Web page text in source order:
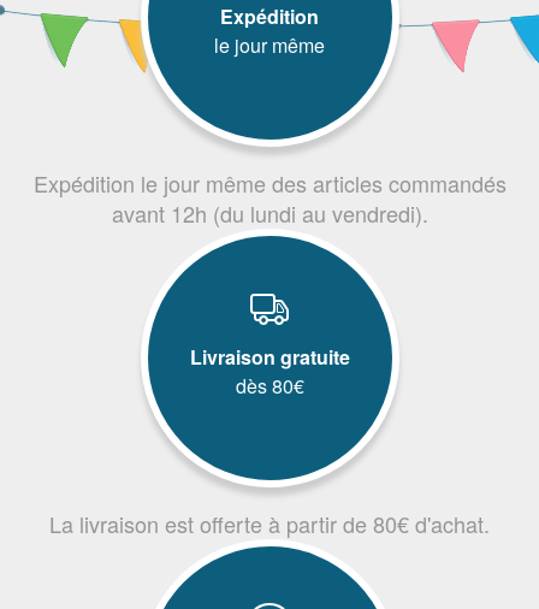
Expédition
le jour même
Expédition le jour même des articles commandés
avant 12h (du lundi au vendredi).
Livraison gratuite
dès 80€
La livraison est offerte à partir de 80€ d'achat.